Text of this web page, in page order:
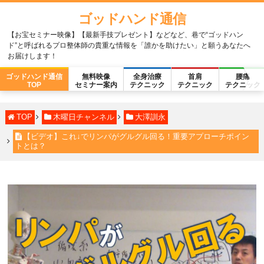
ゴッドハンド通信
【お宝セミナー映像】【最新手技プレゼント】などなど、巷で“ゴッドハン
ド”と呼ばれるプロ整体師の貴重な情報を「誰かを助けたい」と願うあなたへ
お届けします！
ゴッドハンド通信
TOP
無料映像
セミナー案内
全身治療
テクニック
首肩
テクニック
腰痛
テクニック
TOP 木曜日チャンネル 大澤訓永
【ビデオ】これ↓でリンパがグルグル回る！重要アプローチポイン
トとは？